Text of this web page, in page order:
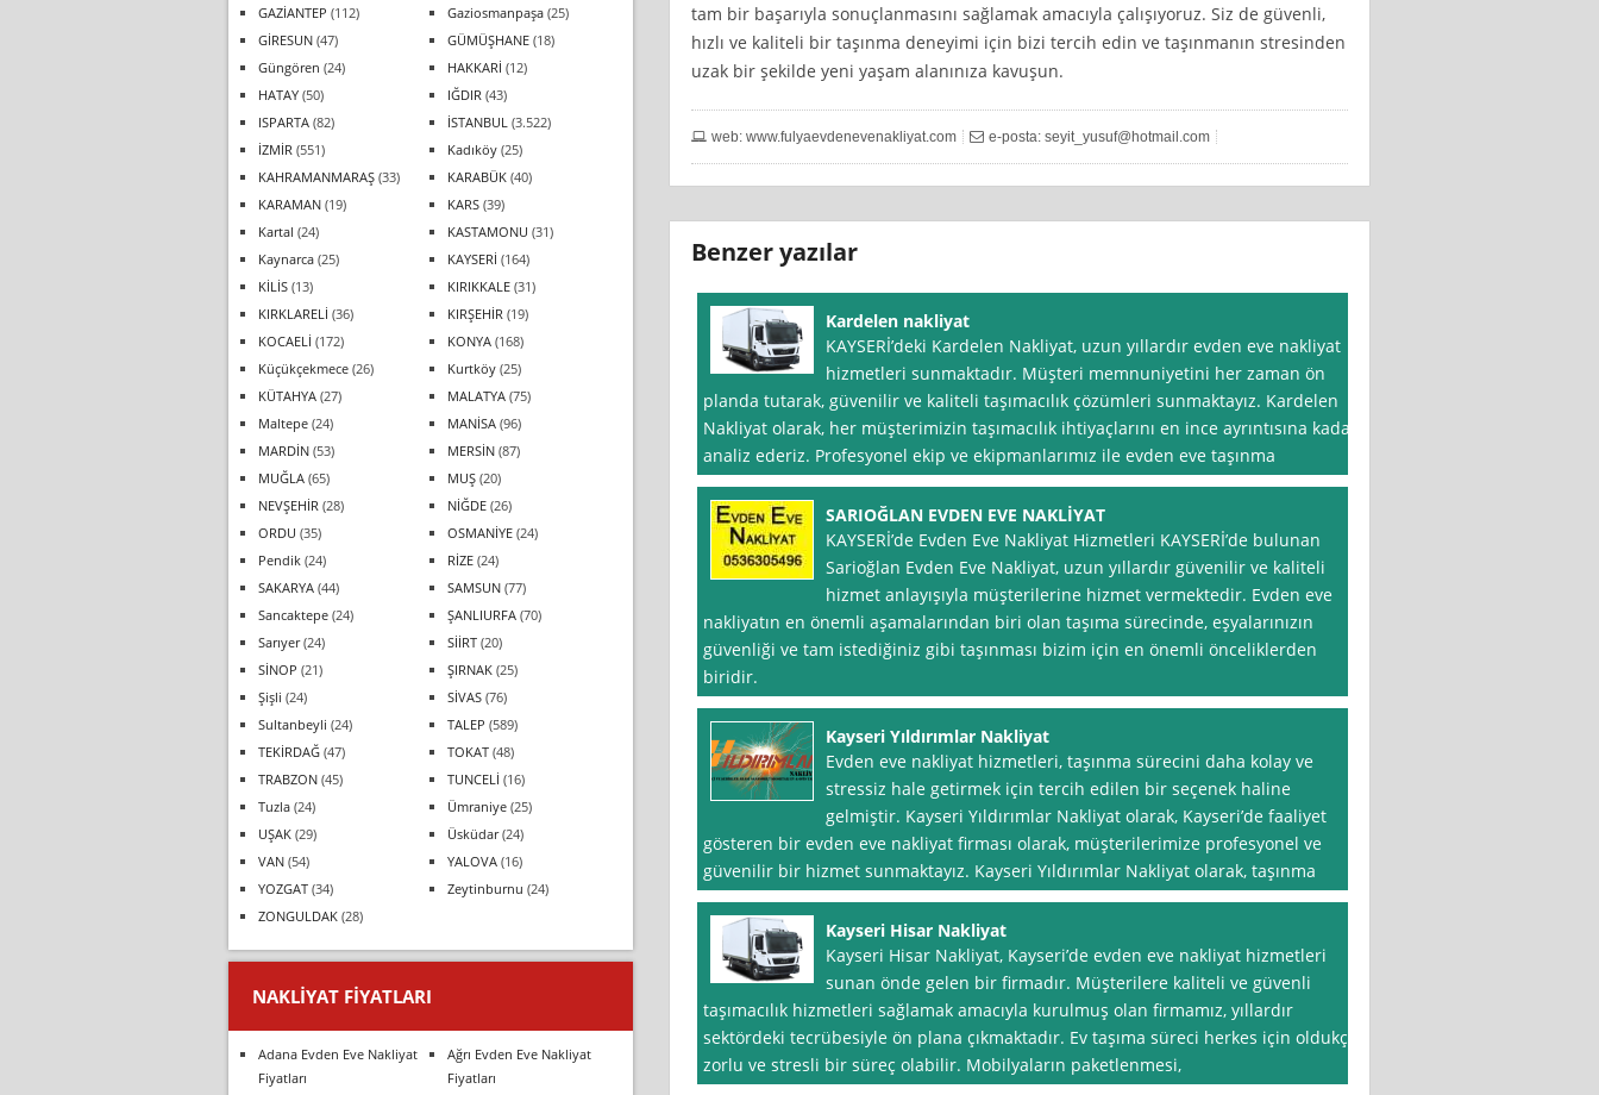
tam bir başarıyla sonuçlanmasını sağlamak amacıyla çalışıyoruz. Siz de güvenli,
hızlı ve kaliteli bir taşınma deneyimi için bizi tercih edin ve taşınmanın stresinden
uzak bir şekilde yeni yaşam alanınıza kavuşun.
web: www.fulyaevdenevenakliyat.com e-posta: seyit_yusuf@hotmail.com
Benzer yazılar
Kardelen nakliyat
KAYSERİ’deki Kardelen Nakliyat, uzun yıllardır evden eve nakliyat
hizmetleri sunmaktadır. Müşteri memnuniyetini her zaman ön
planda tutarak, güvenilir ve kaliteli taşımacılık çözümleri sunmaktayız. Kardelen
Nakliyat olarak, her müşterimizin taşımacılık ihtiyaçlarını en ince ayrıntısına kadar
analiz ederiz. Profesyonel ekip ve ekipmanlarımız ile evden eve taşınma
SARIOĞLAN EVDEN EVE NAKLİYAT
KAYSERİ’de Evden Eve Nakliyat Hizmetleri KAYSERİ’de bulunan
Sarioğlan Evden Eve Nakliyat, uzun yıllardır güvenilir ve kaliteli
hizmet anlayışıyla müşterilerine hizmet vermektedir. Evden eve
nakliyatın en önemli aşamalarından biri olan taşıma sürecinde, eşyalarınızın
güvenliği ve tam istediğiniz gibi taşınması bizim için en önemli önceliklerden
biridir.
Kayseri Yıldırımlar Nakliyat
Evden eve nakliyat hizmetleri, taşınma sürecini daha kolay ve
stressiz hale getirmek için tercih edilen bir seçenek haline
gelmiştir. Kayseri Yıldırımlar Nakliyat olarak, Kayseri’de faaliyet
gösteren bir evden eve nakliyat firması olarak, müşterilerimize profesyonel ve
güvenilir bir hizmet sunmaktayız. Kayseri Yıldırımlar Nakliyat olarak, taşınma
Kayseri Hisar Nakliyat
Kayseri Hisar Nakliyat, Kayseri’de evden eve nakliyat hizmetleri
sunan önde gelen bir firmadır. Müşterilere kaliteli ve güvenli
taşımacılık hizmetleri sağlamak amacıyla kurulmuş olan firmamız, yıllardır
sektördeki tecrübesiyle ön plana çıkmaktadır. Ev taşıma süreci herkes için oldukça
zorlu ve stresli bir süreç olabilir. Mobilyaların paketlenmesi,
GAZİANTEP (112) Gaziosmanpaşa (25)
GİRESUN (47) GÜMÜŞHANE (18)
Güngören (24) HAKKARİ (12)
HATAY (50) IĞDIR (43)
ISPARTA (82) İSTANBUL (3.522)
İZMİR (551) Kadıköy (25)
KAHRAMANMARAŞ (33) KARABÜK (40)
KARAMAN (19) KARS (39)
Kartal (24) KASTAMONU (31)
Kaynarca (25) KAYSERİ (164)
KİLİS (13) KIRIKKALE (31)
KIRKLARELİ (36) KIRŞEHİR (19)
KOCAELİ (172) KONYA (168)
Küçükçekmece (26) Kurtköy (25)
KÜTAHYA (27) MALATYA (75)
Maltepe (24) MANİSA (96)
MARDİN (53) MERSİN (87)
MUĞLA (65) MUŞ (20)
NEVŞEHİR (28) NİĞDE (26)
ORDU (35) OSMANİYE (24)
Pendik (24) RİZE (24)
SAKARYA (44) SAMSUN (77)
Sancaktepe (24) ŞANLIURFA (70)
Sarıyer(24) SİİRT (20)
SİNOP (21) ŞIRNAK (25)
Şişli (24) SİVAS (76)
Sultanbeyli (24) TALEP (589)
TEKİRDAĞ (47) TOKAT (48)
TRABZON (45) TUNCELİ (16)
Tuzla (24) Ümraniye (25)
UŞAK (29) Üsküdar(24)
VAN (54) YALOVA (16)
YOZGAT (34) Zeytinburnu (24)
ZONGULDAK (28)
NAKLIYAT FIYATLARI
Adana Evden Eve Nakliyat
Fiyatları
Ağrı Evden Eve Nakliyat
Fiyatları